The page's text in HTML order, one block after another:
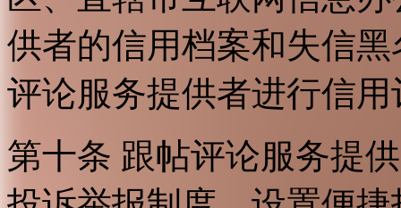
供者的信用档案和失信
评论服务提供者进行信用
第十条 跟帖评论服务提